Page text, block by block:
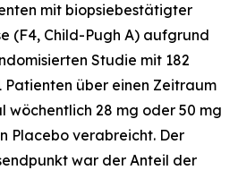
mit biopsiebestätigter
(F4, Child-Pugh A) aufgrund
Studie mit 182
Patienten über einen Zeitraum
wöchentlich 28 mg oder 50 mg
Placebo verabreicht. Der
war der Anteil der